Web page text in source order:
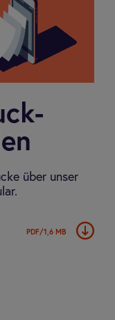
über unser
PDF/1,6 MB